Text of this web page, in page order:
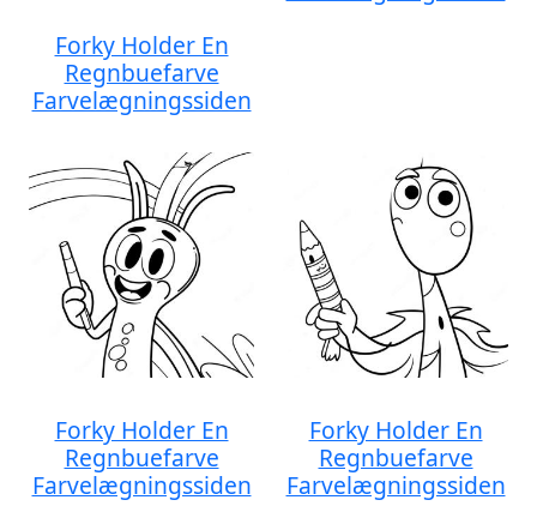
Forky Holder En
Regnbuefarve
Farvelægningssiden
Forky Holder En
Regnbuefarve
Farvelægningssiden
Forky Holder En
Regnbuefarve
Farvelægningssiden